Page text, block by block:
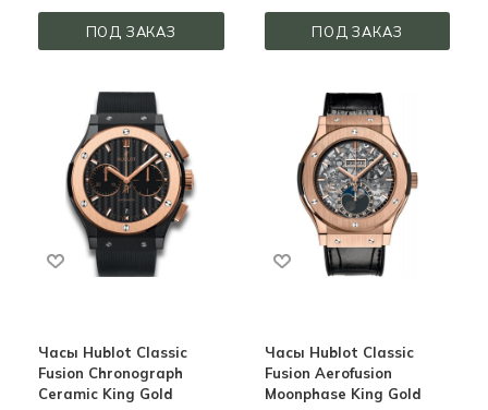
ПОД ЗАКАЗ ПОД ЗАКАЗ
Часы Hublot Classic
Fusion Chronograph
Ceramic King Gold
Часы Hublot Classic
Fusion Aerofusion
Moonphase King Gold